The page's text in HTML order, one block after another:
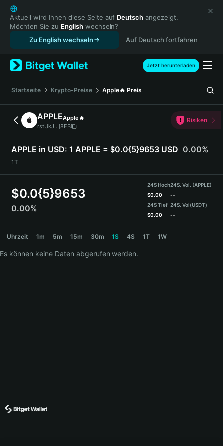
English
日本語
Tiếng Việt
Русский
Español (Latinoamérica)
Türkçe
Français
Deutsch
简体中文
繁體中文
Português (Portugal)
Bahasa Indonesia
ภาษาไทย
हिन्दी
Español
Português (Brasil)
Aktuell wird Ihnen diese Seite auf Deutsch angezeigt.
Möchten Sie zu English wechseln?
Zu English wechseln
Auf Deutsch fortfahren
Jetzt herunterladen
Startseite Krypto-Preise Apple🔥 Preis
APPLEApple🔥
rstUkJ...j8EB
Risiken
APPLE in USD: 1 APPLE = $0.0{5}9653 USD 0.00%
1T
$0.0{5}9653
0.00%
24S Hoch
$0.00
24S Tief
$0.00
24S. Vol. (APPLE)
--
24S. Vol(USDT)
--
Uhrzeit 1m 5m 15m 30m 1S 4S 1T 1W
Es können keine Daten abgerufen werden.